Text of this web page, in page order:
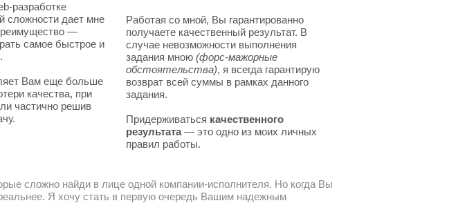
разработке
сложности дает мне
—
самое быстрое и
Вам еще больше
качества, при
частично решив
Работая со мной, Вы гарантированно
получаете качественный результат. В
случае невозможности выполнения
задания мною(форс-мажорные
обстоятельства), я всегда гарантирую
возврат всей суммы в рамках данного
задания.
Придерживаться качественного
результата— это одно из моих личных
правил работы.
сложно найди в лице одной компании-исполнителя. Но когда Вы
Я хочу стать в первую очередь Вашим надежным